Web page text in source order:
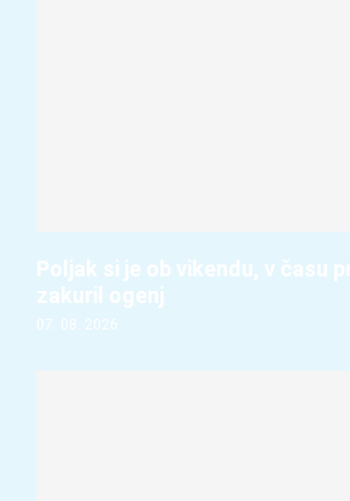
Poljak si je ob vikendu, v času
zakuril ogenj
07. 08. 2026